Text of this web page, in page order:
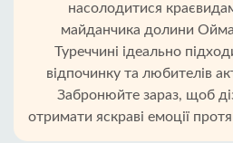
насолодитися
майданчика долини
Туреччині ідеально
відпочинку та любителів
Забронюйте зараз, щоб
отримати яскраві емоції